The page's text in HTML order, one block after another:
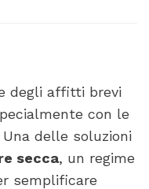
degli affitti brevi
con le
delle soluzioni
secca, un regime
semplificare